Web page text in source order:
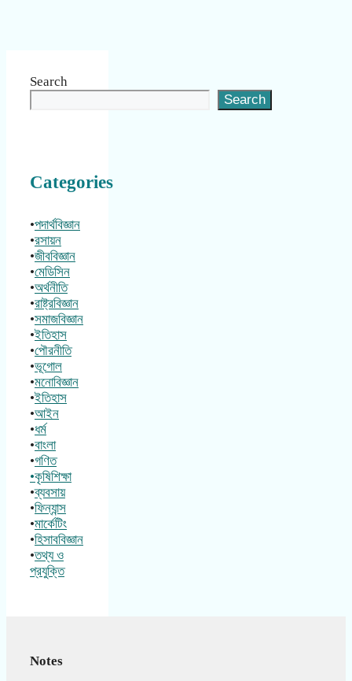
Search
Search
Categories
•পদার্থবিজ্ঞান
•রসায়ন
•জীববিজ্ঞান
•মেডিসিন
•অর্থনীতি
•রাষ্ট্রবিজ্ঞান
•সমাজবিজ্ঞান
•ইতিহাস
•পৌরনীতি
•ভূগোল
•মনোবিজ্ঞান
•ইতিহাস
•আইন
•ধর্ম
•বাংলা
•গণিত
•কৃষিশিক্ষা
•ব্যবসায়
•ফিন্যান্স
•মার্কেটিং
•হিসাববিজ্ঞান
•তথ্য ও
প্রযুক্তি
Notes